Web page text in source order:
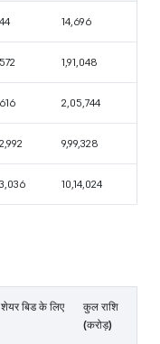
44 14,696
572 1,91,048
616 2,05,744
2,992 9,99,328
3,036 10,14,024
शेयर बिड के लिए
कुल राशि
(करोड़)